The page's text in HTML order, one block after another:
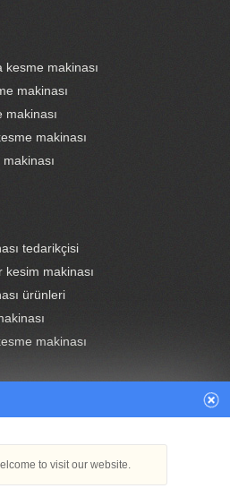
kesme makinası
makinası
makinası
makinası
tedarikçisi
makinası
ürünleri
makinası
to visit our website.